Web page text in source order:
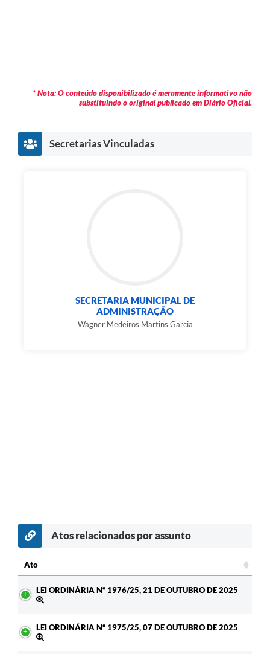
* Nota: O conteúdo disponibilizado é meramente informativo não
substituindo o original publicado em Diário Oficial.
Secretarias Vinculadas
SECRETARIA MUNICIPAL DE
ADMINISTRAÇÃO
Wagner Medeiros Martins Garcia
Atos relacionados por assunto
Ato
LEI ORDINÁRIA Nº 1976/25, 21 DE OUTUBRO DE 2025
LEI ORDINÁRIA Nº 1975/25, 07 DE OUTUBRO DE 2025